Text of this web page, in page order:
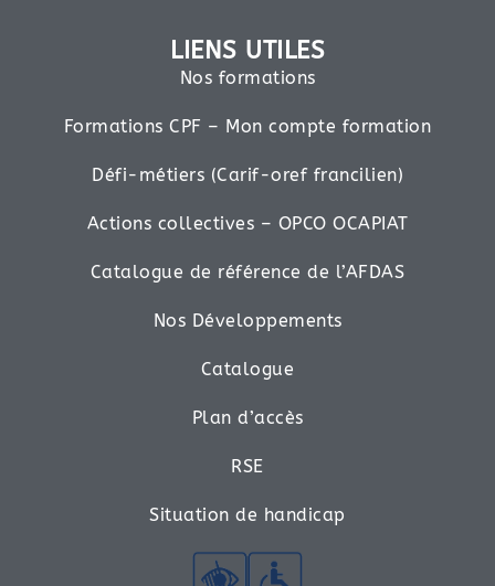
LIENS UTILES
Nos formations
Formations CPF – Mon compte formation
Défi-métiers (Carif-oref francilien)
Actions collectives – OPCO OCAPIAT
Catalogue de référence de l’AFDAS
Nos Développements
Catalogue
Plan d’accès
RSE
Situation de handicap